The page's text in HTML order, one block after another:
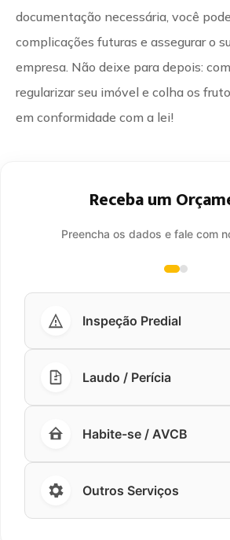
documentação necessária, você
complicações futuras e assegurar o
empresa. Não deixe para depois:
regularizar seu imóvel e colha os
em conformidade com a lei!
Receba um
Preencha os dados e fale com
Inspeção Predial
Laudo / Perícia
Habite-se / AVCB
Outros Serviços